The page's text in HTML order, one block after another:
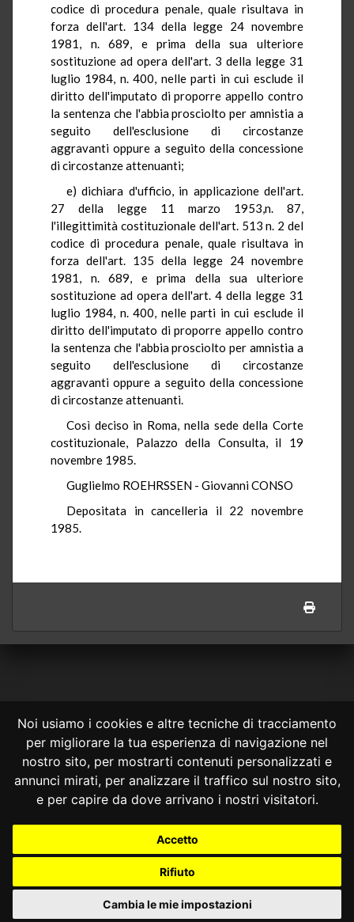
Noi usiamo i cookies e altre tecniche di tracciamento
per migliorare la tua esperienza di navigazione nel
nostro sito, per mostrarti contenuti personalizzati e
annunci mirati, per analizzare il traffico sul nostro sito,
e per capire da dove arrivano i nostri visitatori.
Accetto
Rifiuto
Cambia le mie impostazioni
codice di procedura penale, quale risultava in
forza dell'art. 134 della legge 24 novembre
1981, n. 689, e prima della sua ulteriore
sostituzione ad opera dell'art. 3 della legge 31
luglio 1984, n. 400, nelle parti in cui esclude il
diritto dell'imputato di proporre appello contro
la sentenza che l'abbia prosciolto per amnistia a
seguito dell'esclusione di circostanze
aggravanti oppure a seguito della concessione
di circostanze attenuanti;
e) dichiara d'ufficio, in applicazione dell'art.
27 della legge 11 marzo 1953,n. 87,
l'illegittimità costituzionale dell'art. 513 n. 2 del
codice di procedura penale, quale risultava in
forza dell'art. 135 della legge 24 novembre
1981, n. 689, e prima della sua ulteriore
sostituzione ad opera dell'art. 4 della legge 31
luglio 1984, n. 400, nelle parti in cui esclude il
diritto dell'imputato di proporre appello contro
la sentenza che l'abbia prosciolto per amnistia a
seguito dell'esclusione di circostanze
aggravanti oppure a seguito della concessione
di circostanze attenuanti.
Così deciso in Roma, nella sede della Corte
costituzionale, Palazzo della Consulta, il 19
novembre 1985.
Guglielmo ROEHRSSEN - Giovanni CONSO
Depositata in cancelleria il 22 novembre
1985.
CONSULTA ONLINE DAL 1995 -NOTE LEGALI
Consulta OnLine non ha prodotto e non è responsabile per i contenuti e
le informazioni legali di siti collegati.
costituisce una relazione di consulenza legale.
Nessuno deve confidare o agire in base alle informazioni disponibili in
info@giurcost.org| Giurisprudenza Costituzionale|
Consulta OnLine| @giurcost